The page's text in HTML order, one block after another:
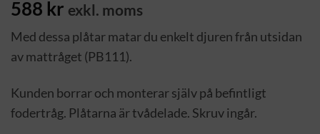
588 kr exkl. moms
Med dessa plåtar matar du enkelt djuren från utsidan
av mattråget (PB111).
Kunden borrar och monterar själv på befintligt
fodertråg. Plåtarna är tvådelade. Skruv ingår.